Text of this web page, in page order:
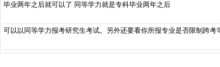
毕业两年之后就可以了 同等学力就是专科毕业两年之后
可以以同等学力报考研究生考试。另外还要看你所报专业是否限制跨考